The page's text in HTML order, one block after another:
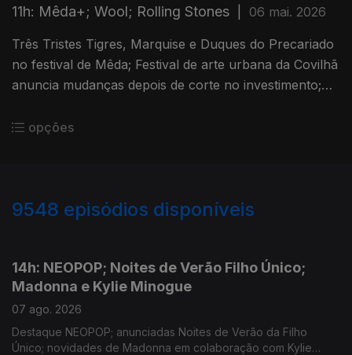
11h: Mêda+; Wool; Rolling Stones 06 mai. 2026
Três Tristes Tigres, Marquise e Duques do Precariado
no festival de Mêda; Festival de arte urbana da Covilhã
anuncia mudanças depois de corte no investimento;
primeiro avanço.
opções
9548 episódios disponíveis
14h: NEOPOP; Noites de Verão Filho Único;
Madonna e Kylie Minogue
07 ago. 2026
Destaque NEOPOP; anunciadas Noites de Verão da Filho
Único; novidades de Madonna em colaboração com Kylie